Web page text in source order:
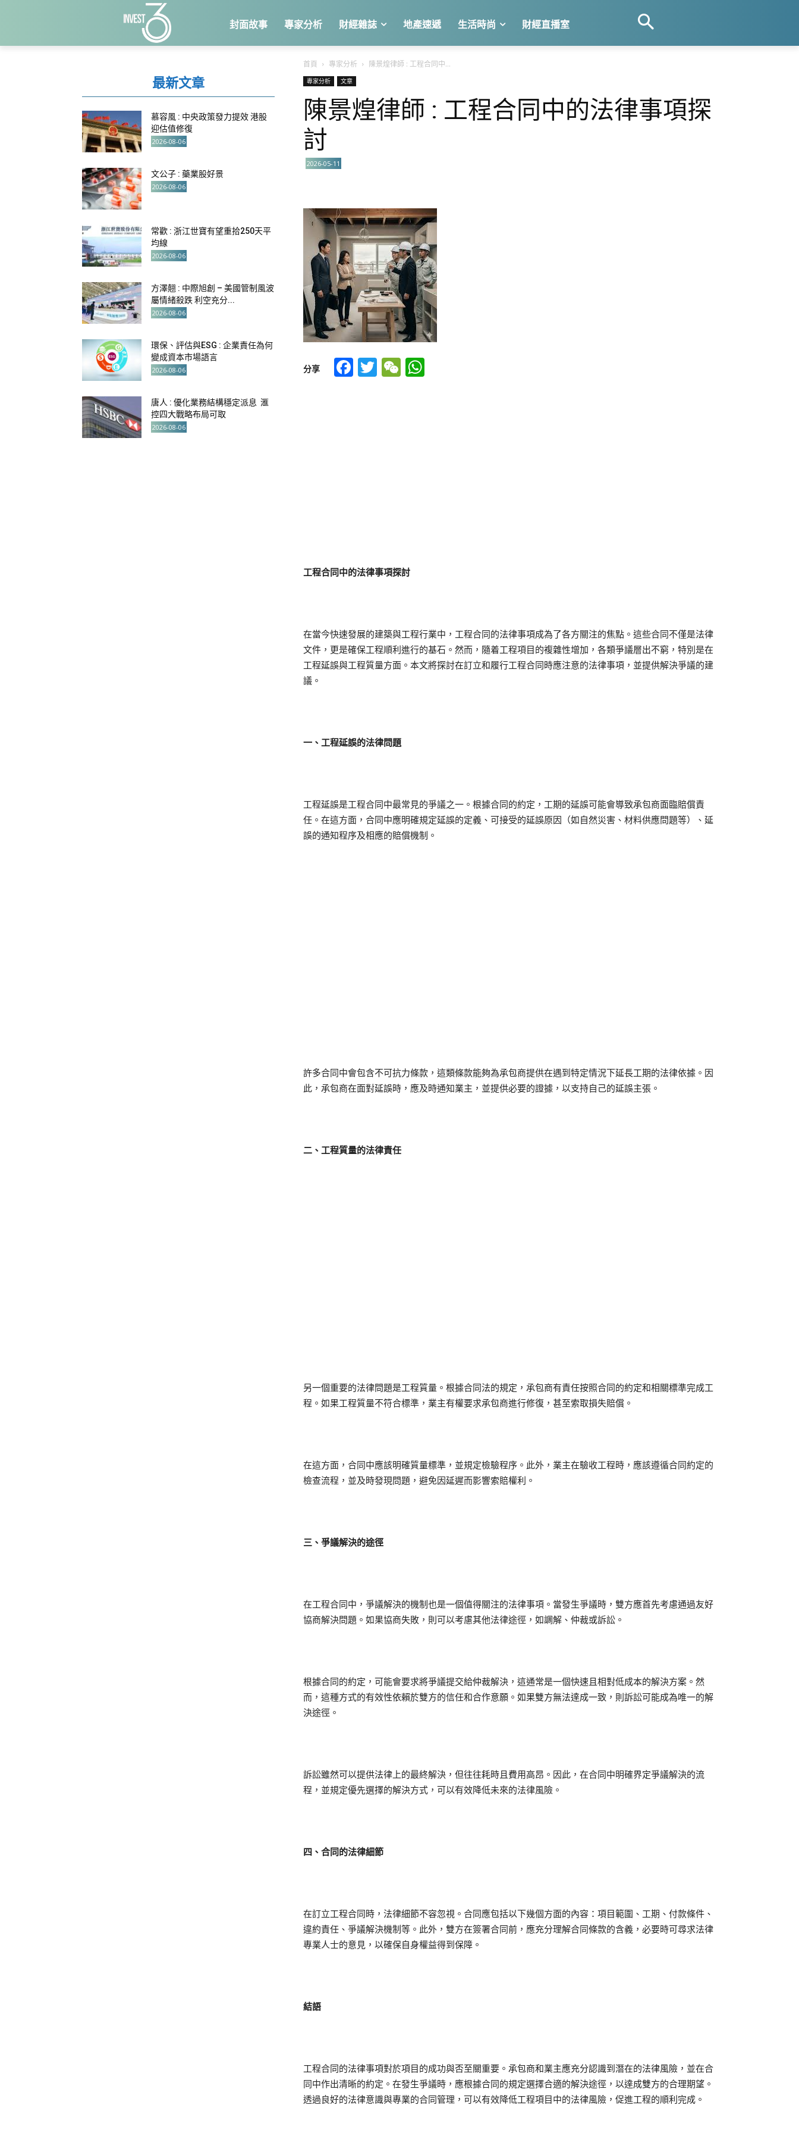
封面故事 專家分析 財經雜誌 地產速遞 生活時尚 財經直播室
首頁 專家分析 陳景煌律師 : 工程合同中...
專家分析 文章
陳景煌律師 : 工程合同中的法律事項探
討
2026-05-11
分享 Facebook
TwitterWeChat
工程合同中的法律事項探討
在當今快速發展的建築與工程行業中，工程合同的法律事項成為了各方關注的焦點。這些合同不僅是法律
文件，更是確保工程順利進行的基石。然而，隨着工程項目的複雜性增加，各類爭議層出不窮，特別是在
工程延誤與工程質量方面。本文將探討在訂立和履行工程合同時應注意的法律事項，並提供解決爭議的建
議。
一、工程延誤的法律問題
工程延誤是工程合同中最常見的爭議之一。根據合同的約定，工期的延誤可能會導致承包商面臨賠償責
任。在這方面，合同中應明確規定延誤的定義、可接受的延誤原因（如自然災害、材料供應問題等）、延
誤的通知程序及相應的賠償機制。
許多合同中會包含不可抗力條款，這類條款能夠為承包商提供在遇到特定情況下延長工期的法律依據。因
此，承包商在面對延誤時，應及時通知業主，並提供必要的證據，以支持自己的延誤主張。
二、工程質量的法律責任
另一個重要的法律問題是工程質量。根據合同法的規定，承包商有責任按照合同的約定和相關標準完成工
程。如果工程質量不符合標準，業主有權要求承包商進行修復，甚至索取損失賠償。
在這方面，合同中應該明確質量標準，並規定檢驗程序。此外，業主在驗收工程時，應該遵循合同約定的
檢查流程，並及時發現問題，避免因延遲而影響索賠權利。
三、爭議解決的途徑
在工程合同中，爭議解決的機制也是一個值得關注的法律事項。當發生爭議時，雙方應首先考慮通過友好
協商解決問題。如果協商失敗，則可以考慮其他法律途徑，如調解、仲裁或訴訟。
根據合同的約定，可能會要求將爭議提交給仲裁解決，這通常是一個快速且相對低成本的解決方案。然
而，這種方式的有效性依賴於雙方的信任和合作意願。如果雙方無法達成一致，則訴訟可能成為唯一的解
決途徑。
訴訟雖然可以提供法律上的最終解決，但往往耗時且費用高昂。因此，在合同中明確界定爭議解決的流
程，並規定優先選擇的解決方式，可以有效降低未來的法律風險。
四、合同的法律細節
在訂立工程合同時，法律細節不容忽視。合同應包括以下幾個方面的內容：項目範圍、工期、付款條件、
違約責任、爭議解決機制等。此外，雙方在簽署合同前，應充分理解合同條款的含義，必要時可尋求法律
專業人士的意見，以確保自身權益得到保障。
結語
工程合同的法律事項對於項目的成功與否至關重要。承包商和業主應充分認識到潛在的法律風險，並在合
同中作出清晰的約定。在發生爭議時，應根據合同的規定選擇合適的解決途徑，以達成雙方的合理期望。
透過良好的法律意識與專業的合同管理，可以有效降低工程項目中的法律風險，促進工程的順利完成。
最新文章
慕容風 : 中央政策發力提效 港股
迎估值修復
2026-08-06
文公子 : 藥業股好景
2026-08-06
常歡 : 浙江世寶有望重拾250天平
均線
2026-08-06
方澤翹 : 中際旭創 – 美國管制風波
屬情緒殺跌 利空充分...
2026-08-06
環保、評估與ESG : 企業責任為何
變成資本市場語言
2026-08-06
唐人 : 優化業務結構穩定派息 滙
控四大戰略布局可取
2026-08-06